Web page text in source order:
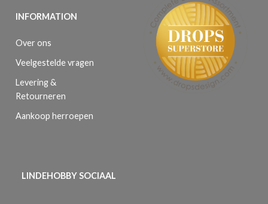
INFORMATION
Over ons
Veelgestelde vragen
Levering &
Retourneren
Aankoop herroepen
LINDEHOBBY SOCIAAL